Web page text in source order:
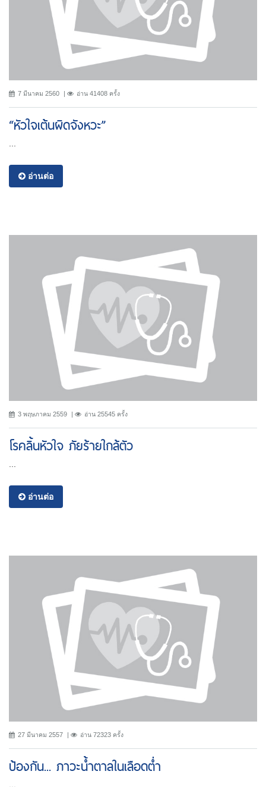
7 มีนาคม 2560 อ่าน 41408 ครั้ง
“หัวใจเต้นผิดจังหวะ”
อ่านต่อ
3 พฤษภาคม 2559 อ่าน 25545 ครั้ง
โรคลิ้นหัวใจ ภัยร้ายใกล้ตัว
อ่านต่อ
27 มีนาคม 2557 อ่าน 72323 ครั้ง
ป้องกัน... ภาวะน้ำตาลในเลือดต่ำ